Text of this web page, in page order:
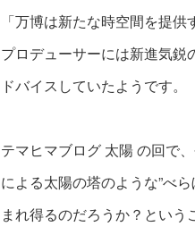
「万博は新たな時空間を提供
プロデューサーには新進気鋭
ドバイスしていたようです。
テマヒマブログ 太陽 の回で
による太陽の塔のような”べ
まれ得るのだろうか？という